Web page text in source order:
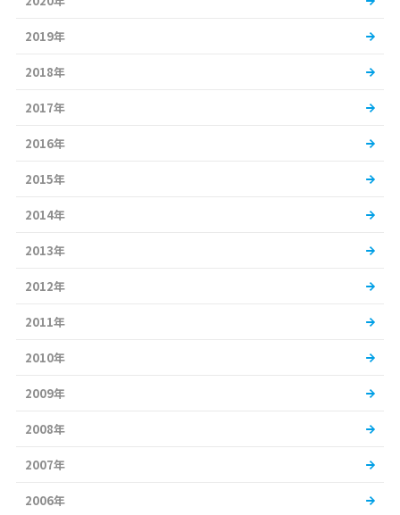
2019年
2018年
2017年
2016年
2015年
2014年
2013年
2012年
2011年
2010年
2009年
2008年
2007年
2006年